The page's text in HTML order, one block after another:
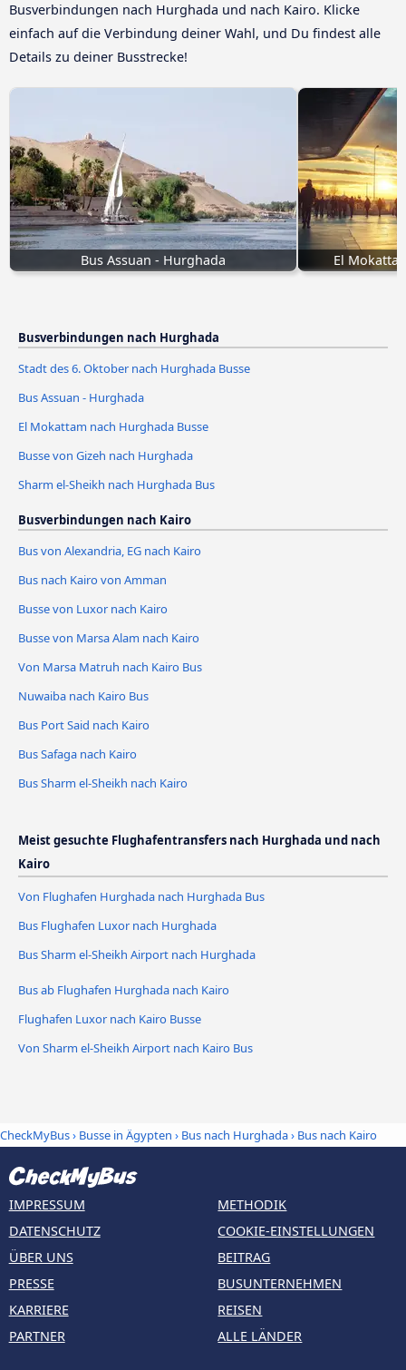
Busverbindungen nach Hurghada und nach Kairo. Klicke
einfach auf die Verbindung deiner Wahl, und Du findest alle
Details zu deiner Busstrecke!
Bus Assuan - Hurghada El
Busverbindungen nach Hurghada
Stadt des 6. Oktober nach Hurghada Busse
Bus Assuan - Hurghada
El Mokattam nach Hurghada Busse
Busse von Gizeh nach Hurghada
Sharm el-Sheikh nach Hurghada Bus
Busverbindungen nach Kairo
Bus von Alexandria, EG nach Kairo
Bus nach Kairo von Amman
Busse von Luxor nach Kairo
Busse von Marsa Alam nach Kairo
Von Marsa Matruh nach Kairo Bus
Nuwaiba nach Kairo Bus
Bus Port Said nach Kairo
Bus Safaga nach Kairo
Bus Sharm el-Sheikh nach Kairo
Meist gesuchte Flughafentransfers nach Hurghada und nach
Kairo
Von Flughafen Hurghada nach Hurghada Bus
Bus Flughafen Luxor nach Hurghada
Bus Sharm el-Sheikh Airport nach Hurghada
Bus ab Flughafen Hurghada nach Kairo
Flughafen Luxor nach Kairo Busse
Von Sharm el-Sheikh Airport nach Kairo Bus
CheckMyBus› Busse in Ägypten › Bus nach Hurghada› Bus nach Kairo
IMPRESSUM
DATENSCHUTZ
ÜBER UNS
PRESSE
KARRIERE
PARTNER
METHODIK
COOKIE-EINSTELLUNGEN
BEITRAG
BUSUNTERNEHMEN
REISEN
ALLE LÄNDER